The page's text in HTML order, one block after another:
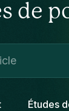
de
Études